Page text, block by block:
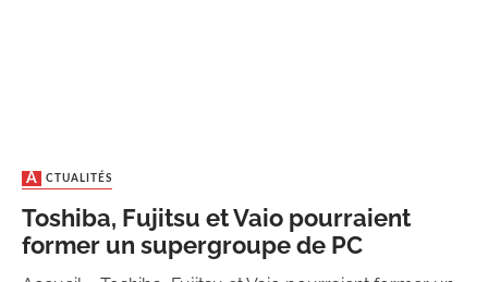
ACTUALITÉS
Toshiba, Fujitsu et Vaio pourraient
former un supergroupe de PC